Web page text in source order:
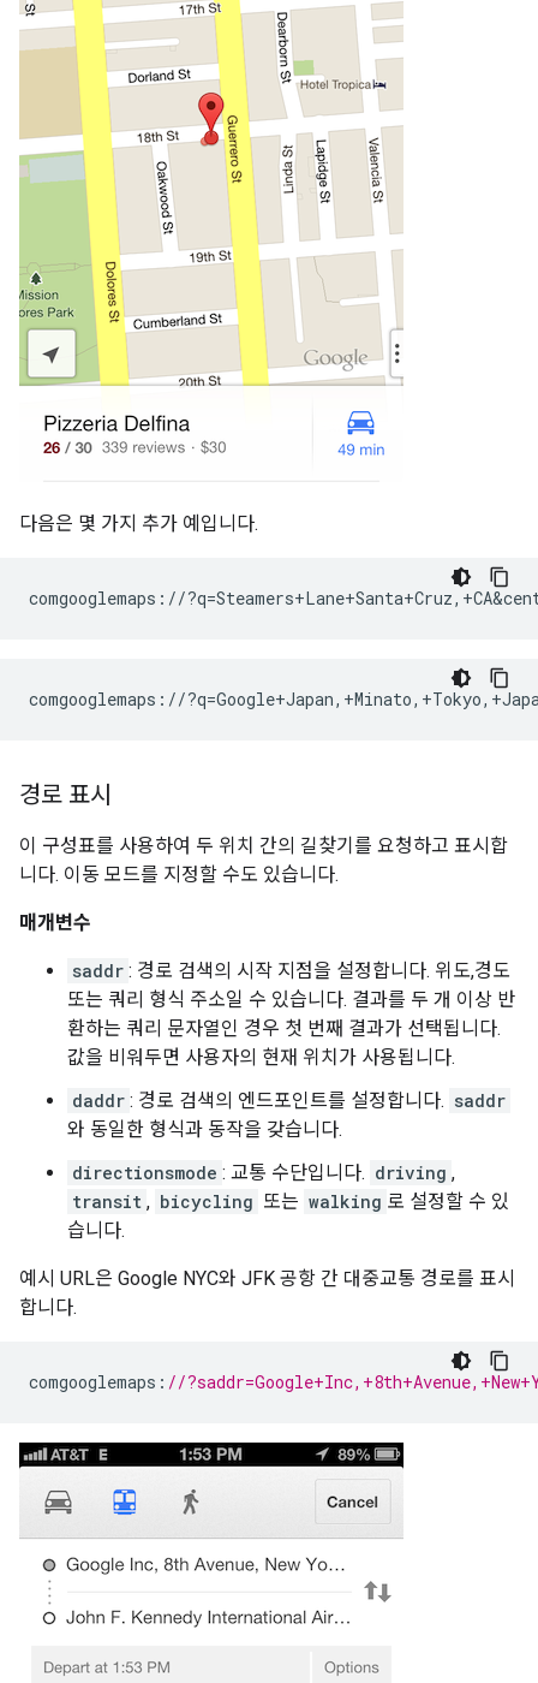
다음은 몇 가지 추가 예입니다.
comgooglemaps://
경로 표시
이 구성표를 사용하여 두 위치 간의 길찾기를 요청하고 표시합
니다. 이동 모드를 지정할 수도 있습니다.
매개변수
saddr : 경로 검색의 시작 지점을 설정합니다. 위도,경도
또는 쿼리 형식 주소일 수 있습니다. 결과를 두 개 이상 반
환하는 쿼리 문자열인 경우 첫 번째 결과가 선택됩니다.
값을 비워두면 사용자의 현재 위치가 사용됩니다.
daddr : 경로 검색의 엔드포인트를 설정합니다. saddr
와 동일한 형식과 동작을 갖습니다.
directionsmode : 교통 수단입니다. driving ,
transit , bicycling 또는 walking 로 설정할 수 있
습니다.
예시 URL은 Google NYC와 JFK 공항 간 대중교통 경로를 표시
합니다.
comgooglemaps : //